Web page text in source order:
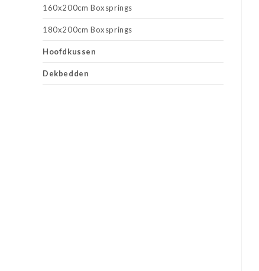
160x200cm Boxsprings
180x200cm Boxsprings
Hoofdkussen
Dekbedden